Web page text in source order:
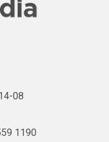
08
1190